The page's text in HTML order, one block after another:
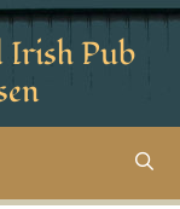
Pub